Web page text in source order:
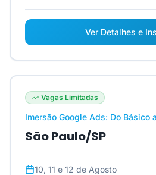
Ver Detalhes e
Vagas Limitadas
Imersão Google Ads: Do Básico
São Paulo/SP
10, 11 e 12 de Agosto